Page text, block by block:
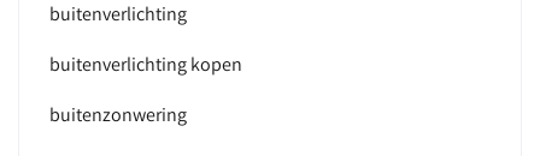
buitenverlichting
buitenverlichting kopen
buitenzonwering